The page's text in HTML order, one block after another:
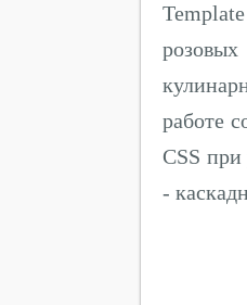
работе
CSS
-